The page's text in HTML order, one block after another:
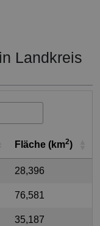
Landkreis
Fläche (km2)
28,396
76,581
35,187